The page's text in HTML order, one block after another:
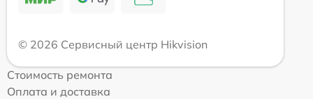
© 2026 Сервисный центр Hikvision
Стоимость ремонта
Оплата и доставка